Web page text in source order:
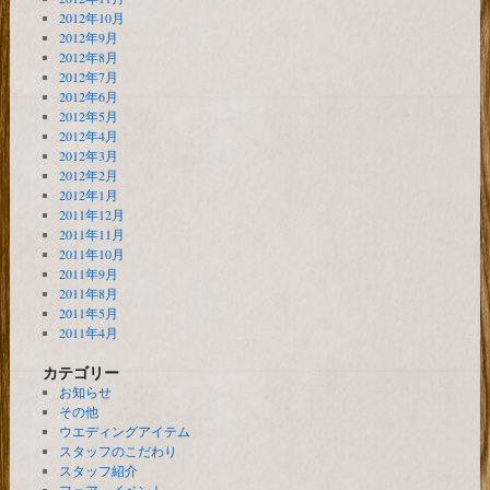
2012年10月
2012年9月
2012年8月
2012年7月
2012年6月
2012年5月
2012年4月
2012年3月
2012年2月
2012年1月
2011年12月
2011年11月
2011年10月
2011年9月
2011年8月
2011年5月
2011年4月
カテゴリー
お知らせ
その他
ウエディングアイテム
スタッフのこだわり
スタッフ紹介